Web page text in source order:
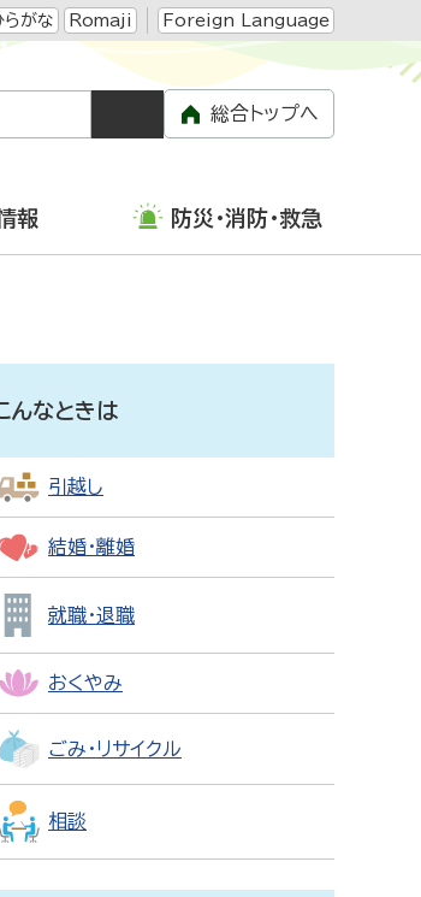
らがな Romaji Foreign Language
総合トップへ
報 防災・消防・救急
んなときは
引越し
結婚・離婚
就職・退職
おくやみ
ごみ・リサイクル
相談